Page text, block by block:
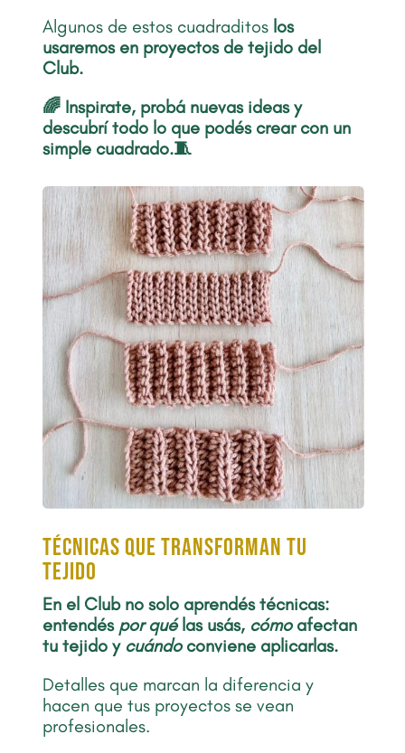
Algunos de estos cuadraditos los
usaremos en proyectos de tejido del
Club.
🌈 Inspirate, probá nuevas ideas y
descubrí todo lo que podés crear con un
simple cuadrado.🧵
Técnicas que transforman tu
tejido
En el Club no solo aprendés técnicas:
entendés por quélas usás, cómoafectan
tu tejido y cuándoconviene aplicarlas.
Detalles que marcan la diferencia y
hacen que tus proyectos se vean
profesionales.